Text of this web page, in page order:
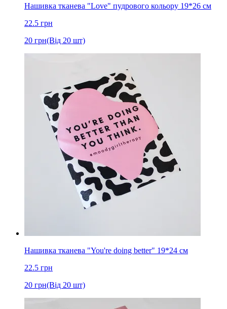
Нашивка тканева "Love" пудрового кольору 19*26 см
22.5 грн
20 грн(Від 20 шт)
Нашивка тканева "You're doing better" 19*24 см
22.5 грн
20 грн(Від 20 шт)